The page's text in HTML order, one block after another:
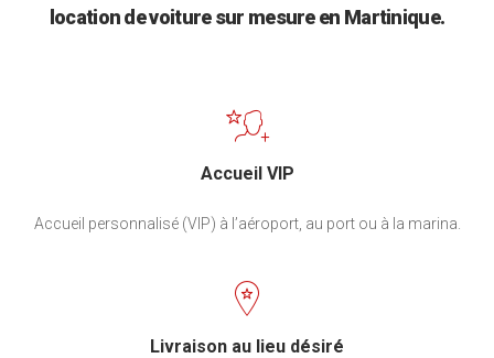
location de voiture sur mesure en Martinique.
Accueil VIP
Accueil personnalisé (VIP) à l’aéroport, au port ou à la marina.
Livraison au lieu désiré